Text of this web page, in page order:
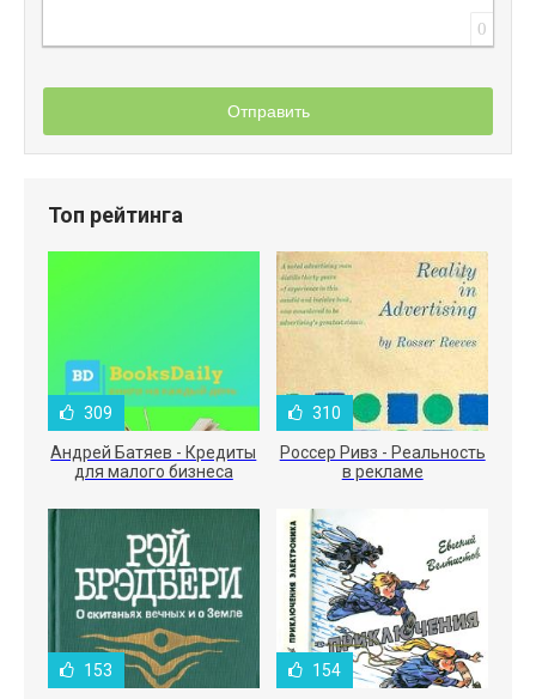
0
Отправить
Топ рейтинга
309
Андрей Батяев - Кредиты
для малого бизнеса
310
Россер Ривз - Реальность
в рекламе
153 154